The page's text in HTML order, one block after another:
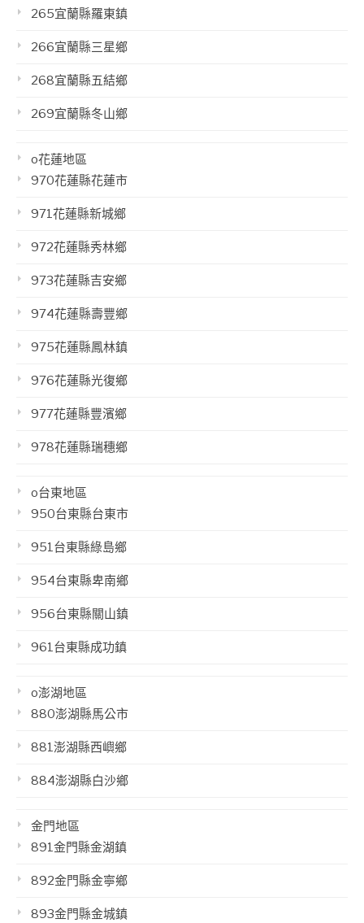
265宜蘭縣羅東鎮
266宜蘭縣三星鄉
268宜蘭縣五結鄉
269宜蘭縣冬山鄉
o花蓮地區
970花蓮縣花蓮市
971花蓮縣新城鄉
972花蓮縣秀林鄉
973花蓮縣吉安鄉
974花蓮縣壽豐鄉
975花蓮縣鳳林鎮
976花蓮縣光復鄉
977花蓮縣豐濱鄉
978花蓮縣瑞穗鄉
o台東地區
950台東縣台東市
951台東縣綠島鄉
954台東縣卑南鄉
956台東縣關山鎮
961台東縣成功鎮
o澎湖地區
880澎湖縣馬公市
881澎湖縣西嶼鄉
884澎湖縣白沙鄉
金門地區
891金門縣金湖鎮
892金門縣金寧鄉
893金門縣金城鎮